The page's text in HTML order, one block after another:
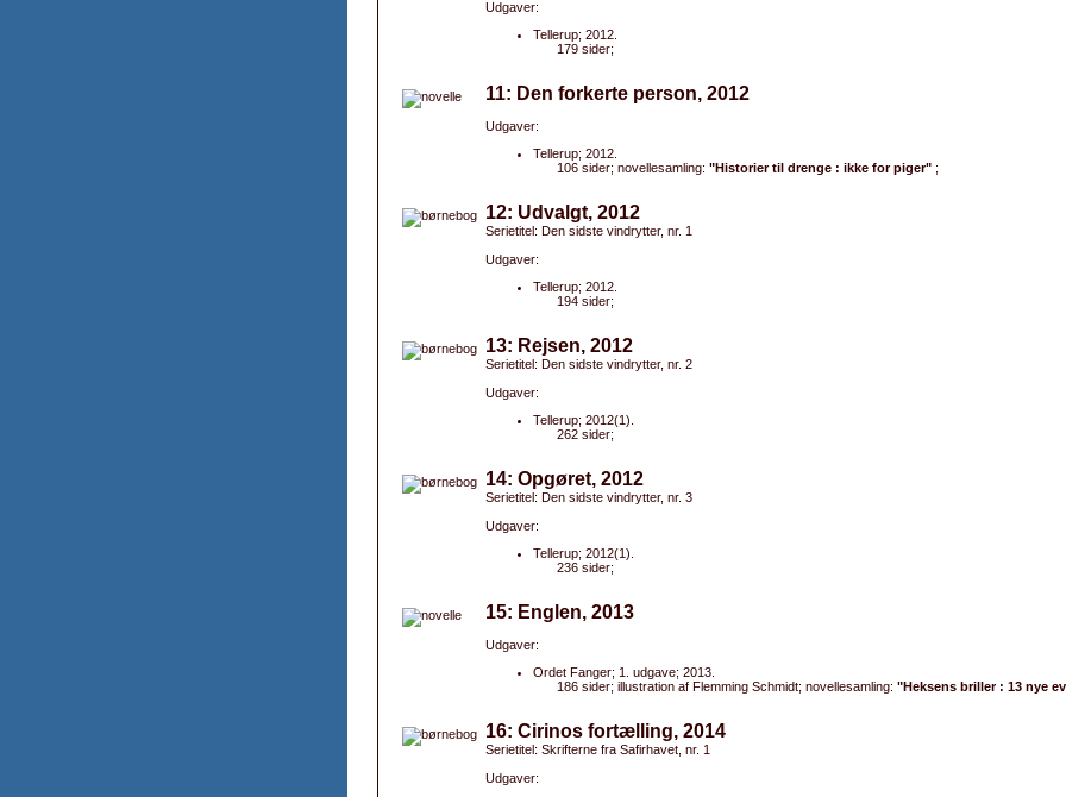
Udgaver:
Tellerup; 2012.
179 sider;
11: Den forkerte person, 2012
Udgaver:
Tellerup; 2012.
106 sider; novellesamling: "Historier til drenge : ikke for piger" ;
12: Udvalgt, 2012
Serietitel: Den sidste vindrytter, nr. 1
Udgaver:
Tellerup; 2012.
194 sider;
13: Rejsen, 2012
Serietitel: Den sidste vindrytter, nr. 2
Udgaver:
Tellerup; 2012(1).
262 sider;
14: Opgøret, 2012
Serietitel: Den sidste vindrytter, nr. 3
Udgaver:
Tellerup; 2012(1).
236 sider;
15: Englen, 2013
Udgaver:
Ordet Fanger; 1. udgave; 2013.
186 sider; illustration af Flemming Schmidt; novellesamling: "Heksens briller : 13 nye
16: Cirinos fortælling, 2014
Serietitel: Skrifterne fra Safirhavet, nr. 1
Udgaver: